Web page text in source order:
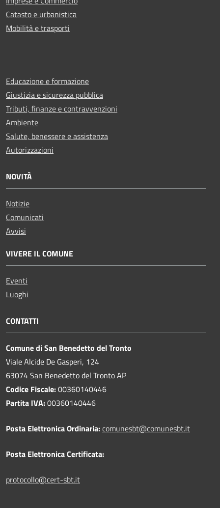
Catasto e urbanistica
Mobilità e trasporti
Educazione e formazione
Giustizia e sicurezza pubblica
Tributi, finanze e contravvenzioni
Ambiente
Salute, benessere e assistenza
Autorizzazioni
NOVITÀ
Notizie
Comunicati
Avvisi
VIVERE IL COMUNE
Eventi
Luoghi
CONTATTI
Comune di San Benedetto del Tronto
Viale Alcide De Gasperi, 124
63074 San Benedetto del Tronto AP
Codice Fiscale:00360140446
Partita IVA:00360140446
Posta Elettronica Ordinaria:comunesbt@comunesbt.it
Posta Elettronica Certificata:
protocollo@cert-sbt.it